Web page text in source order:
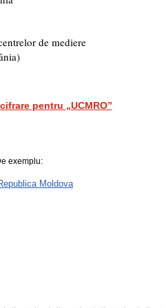
de mediere
pentru „UCMRO”
exemplu:
Moldova